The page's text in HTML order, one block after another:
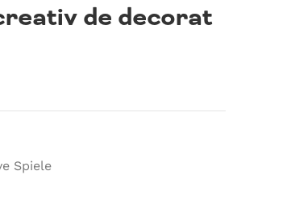
de decorat
Spiele